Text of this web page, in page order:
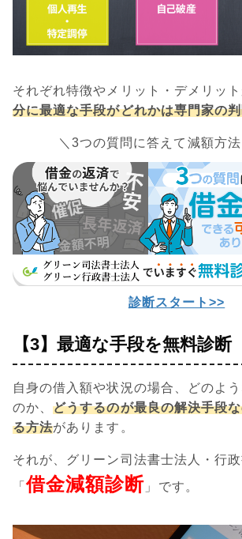
それぞれ特徴やメリット・デメリット
分に最適な手段がどれかは専門家の
＼3つの質問に答えて減額方
診断スタート>>
【3】最適な手段を無料診断
自身の借入額や状況の場合、どのよ
のか、どうするのが最良の解決手段
る方法があります。
それが、グリーン司法書士法人・行
「借金減額診断 」です。